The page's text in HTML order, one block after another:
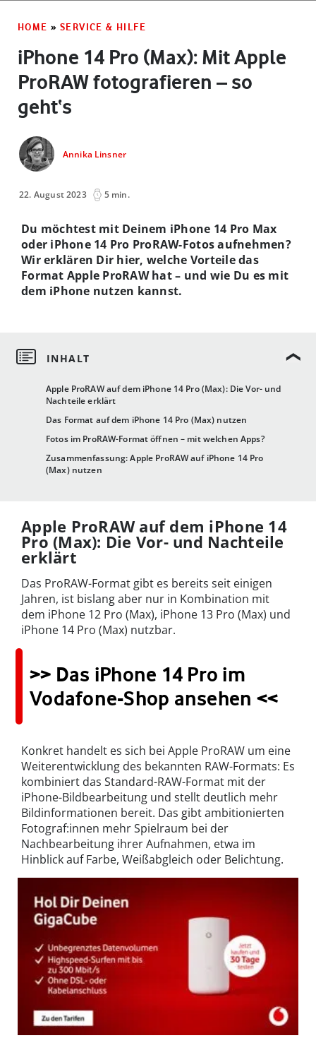
HOME » SERVICE & HILFE
iPhone 14 Pro (Max): Mit Apple
ProRAW fotografieren – so
geht‘s
Annika Linsner
22. August 2023 5 min.
Apple ProRAW auf dem iPhone 14 Pro (Max): Die Vor- und
Nachteile erklärt
Das Format auf dem iPhone 14 Pro (Max) nutzen
Fotos im ProRAW-Format öffnen – mit welchen Apps?
Zusammenfassung: Apple ProRAW auf iPhone 14 Pro
(Max) nutzen
Du möchtest mit Deinem iPhone 14 Pro Max
oder iPhone 14 Pro ProRAW-Fotos aufnehmen?
Wir erklären Dir hier, welche Vorteile das
Format Apple ProRAW hat – und wie Du es mit
dem iPhone nutzen kannst.
Apple ProRAW auf dem iPhone 14
Pro (Max): Die Vor- und Nachteile
erklärt
Das ProRAW-Format gibt es bereits seit einigen
Jahren, ist bislang aber nur in Kombination mit
dem iPhone 12 Pro (Max), iPhone 13 Pro (Max) und
iPhone 14 Pro (Max) nutzbar.
>> Das iPhone 14 Pro im
Vodafone-Shop ansehen <<
Konkret handelt es sich bei Apple ProRAW um eine
Weiterentwicklung des bekannten RAW-Formats: Es
kombiniert das Standard-RAW-Format mit der
iPhone-Bildbearbeitung und stellt deutlich mehr
Bildinformationen bereit. Das gibt ambitionierten
Fotograf:innen mehr Spielraum bei der
Nachbearbeitung ihrer Aufnahmen, etwa im
Hinblick auf Farbe, Weißabgleich oder Belichtung.